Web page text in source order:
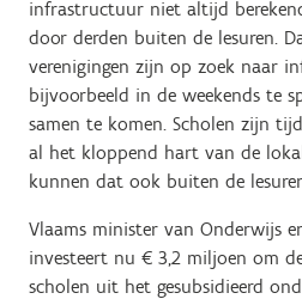
infrastructuur niet altijd
door derden buiten de lesuren.
verenigingen zijn op zoek naar
bijvoorbeeld in de weekends te
samen te komen. Scholen zijn
al het kloppend hart van de
kunnen dat ook buiten de
Vlaams minister van Onderwijs
investeert nu € 3,2 miljoen om
scholen uit het gesubsidieerd